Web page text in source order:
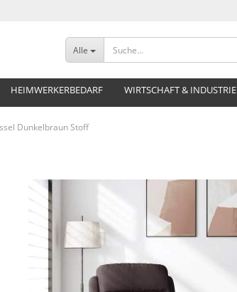
Alle
HEIMWERKERBEDARF WIRTSCHAFT & INDUSTRIE
Dunkelbraun Stoff